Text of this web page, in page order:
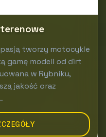
tworzy motocykle
gamę modeli od dirt
w Rybniku,
jakość oraz